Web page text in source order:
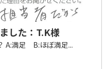
した：T.K様
A:満足 B:ほぼ満足...